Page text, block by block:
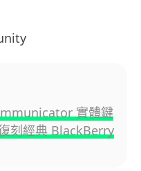
實體鍵
刻經典 BlackBerry